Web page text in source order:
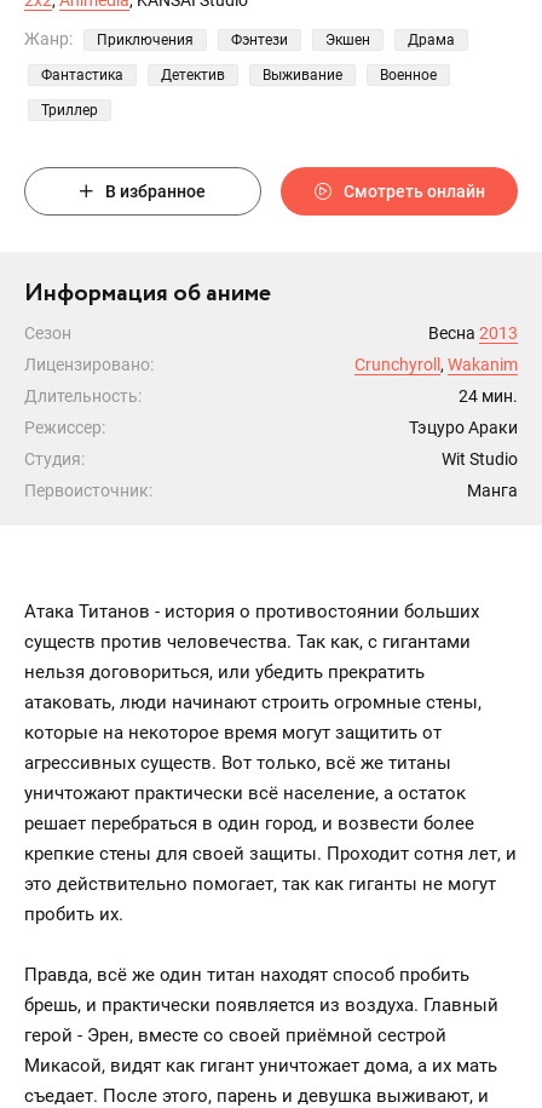
Жанр:
Приключения Фэнтези Экшен Драма
Фантастика Детектив Выживание Военное
Триллер
В избранное Смотреть онлайн
Информация об аниме
Сезон Весна 2013
Лицензировано:
Crunchyroll , Wakanim
Длительность:
24 мин.
Режиссер:
Тэцуро Араки
Студия:
Wit Studio
Первоисточник:
Манга
Атака Титанов - история о противостоянии больших
существ против человечества. Так как, с гигантами
нельзя договориться, или убедить прекратить
атаковать, люди начинают строить огромные стены,
которые на некоторое время могут защитить от
агрессивных существ. Вот только, всё же титаны
уничтожают практически всё население, а остаток
решает перебраться в один город, и возвести более
крепкие стены для своей защиты. Проходит сотня лет, и
это действительно помогает, так как гиганты не могут
пробить их.
Правда, всё же один титан находят способ пробить
брешь, и практически появляется из воздуха. Главный
герой - Эрен, вместе со своей приёмной сестрой
Микасой, видят как гигант уничтожает дома, а их мать
съедает. После этого, парень и девушка выживают, и